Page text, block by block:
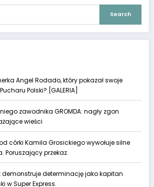
Search
Angel Rodado, który pokazał swoje
Polski? [GALERIA]
zawodnika GROMDA: nagły zgon
wieści
córki Kamila Grosickiego wywołuje silne
Poruszający przekaz.
demonstruje determinację jako kapitan
w Super Express.